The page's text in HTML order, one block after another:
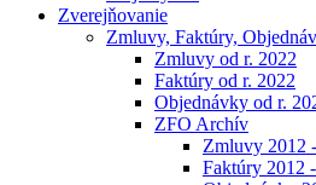
Zverejňovanie
Zmluvy, Faktúry,
Zmluvy od r. 2022
Faktúry od r. 2022
Objednávky od r.
ZFO Archív
Zmluvy 2012
Faktúry 2012